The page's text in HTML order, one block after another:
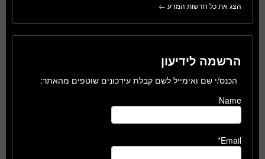
הצג את כל חדשות המדע ←
הרשמה לידיעון
הכנס/י שם ואימייל לשם קבלת עידכונים שוטפים מהאתר:
Name
Email*